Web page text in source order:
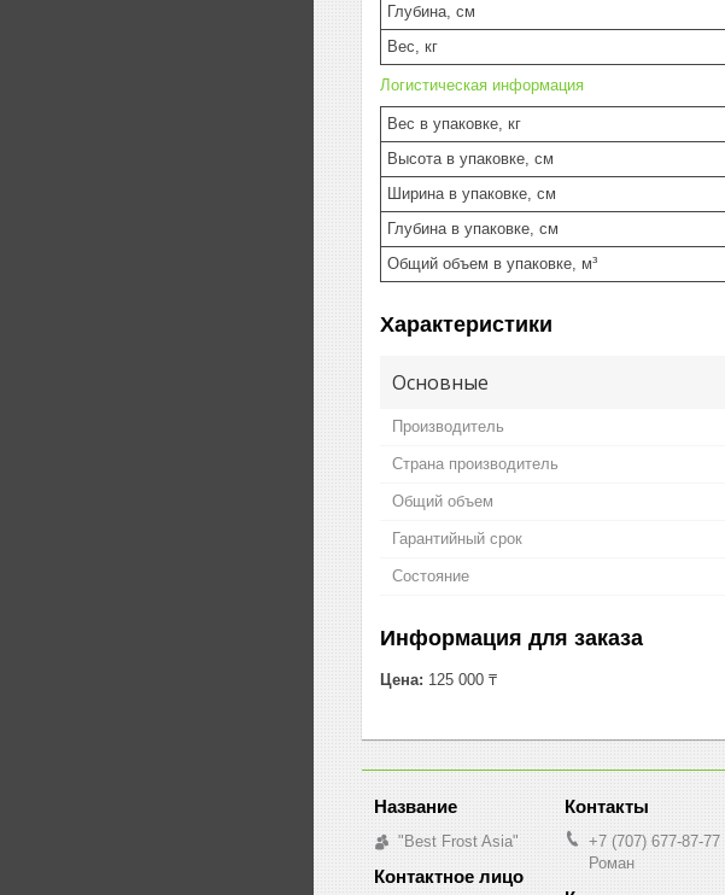
Глубина, см
Вес, кг
Логистическая информация
Вес в упаковке, кг
Высота в упаковке, см
Ширина в упаковке, см
Глубина в упаковке, см
Общий объем в упаковке, м³
Характеристики
Основные
Производитель
Страна производитель
Общий объем
Гарантийный срок
Состояние
Информация для заказа
Цена: 125 000 ₸
"Best Frost Asia"
+7 (707) 677-87-77
Роман